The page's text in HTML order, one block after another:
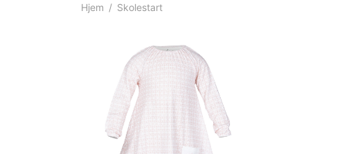
Hjem / Skolestart